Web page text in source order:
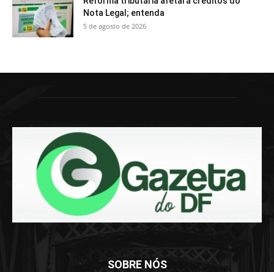
Nota Legal; entenda
5 de agosto de 2026
SOBRE NÓS